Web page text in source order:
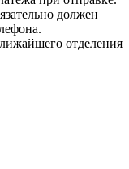
должен
отделения